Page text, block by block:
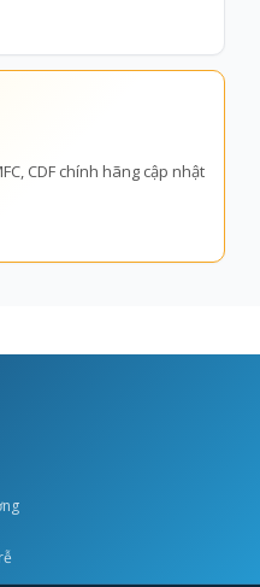
CDF chính hãng cập nhật